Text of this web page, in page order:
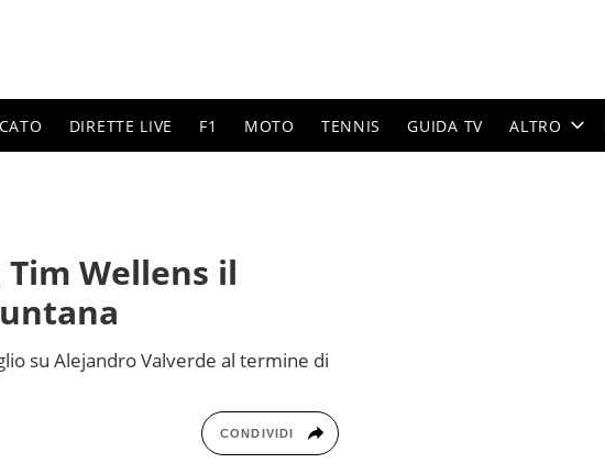
DIRETTE LIVE F1 MOTO TENNIS GUIDA TV ALTRO
Wellens il
su Alejandro Valverde al termine di
CONDIVIDI